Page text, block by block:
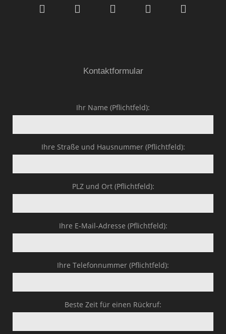
GmbH & Co.KG
Kontaktformular
Ihr Name (Pflichtfeld):
Ihre Straße und Hausnummer (Pflichtfeld):
PLZ und Ort (Pflichtfeld):
Ihre E-Mail-Adresse (Pflichtfeld):
Ihre Telefonnummer (Pflichtfeld):
Beste Zeit für einen Rückruf: